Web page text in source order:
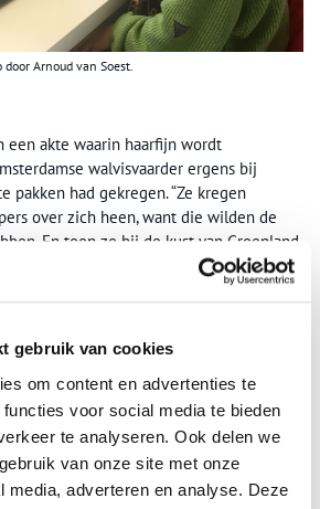
gebruik van cookies
om content en advertenties te
voor social media te bieden
te analyseren. Ook delen we
van onze site met onze
media, adverteren en analyse. Deze
Arnoud van Soest.
een akte waarin haarfijn wordt
walvisvaarder ergens bij
pakken had gekregen. “Ze kregen
over zich heen, want die wilden de
En toen ze bij de kust van Groenland
de bewoners ook hun deel. Ze kwamen
Dat is toch sneu,” ze barst in